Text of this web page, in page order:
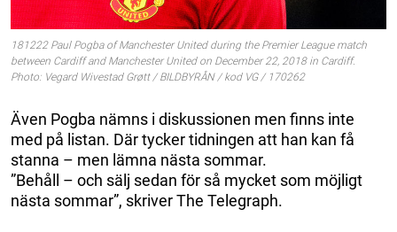
181222 Paul Pogba of Manchester United during the Premier League match
between Cardiff and Manchester United on December 22, 2018 in Cardiff.
Photo: Vegard Wivestad Grøtt / BILDBYRÅN / kod VG / 170262
Även Pogba nämns i diskussionen men finns inte
med på listan. Där tycker tidningen att han kan få
stanna – men lämna nästa sommar.
”Behåll – och sälj sedan för så mycket som möjligt
nästa sommar”, skriver The Telegraph.